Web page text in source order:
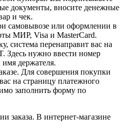
документы, вносите денежные
и чек.
самовывозе или оформлении в
МИР, Visa и MasterCard.
система перенаправит вас на
Здесь нужно ввести номер
держателя.
Для совершения покупки
на страницу платежного
заполнить форму по
заказа. В интернет-магазине